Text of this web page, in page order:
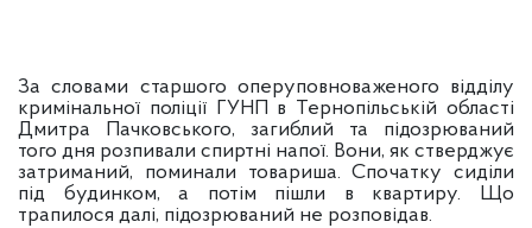
За словами старшого оперуповноваженого відділу
кримінальної поліції ГУНП в Тернопільській області
Дмитра Пачковського, загиблий та підозрюваний
того дня розпивали спиртні напої. Вони, як стверджує
затриманий, поминали товариша. Спочатку сиділи
під будинком, а потім пішли в квартиру. Що
трапилося далі, підозрюваний не розповідав.